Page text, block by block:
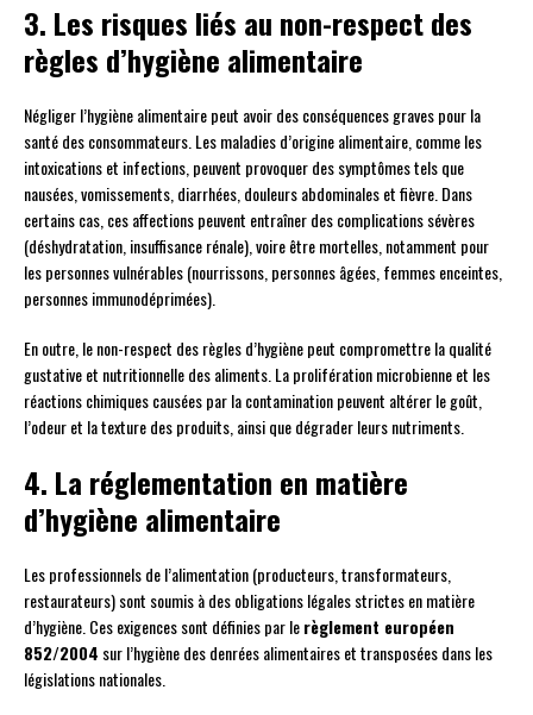
3. Les risques liés au non-respect des
règles d’hygiène alimentaire
Négliger l’hygiène alimentaire peut avoir des conséquences graves pour la
santé des consommateurs. Les maladies d’origine alimentaire, comme les
intoxications et infections, peuvent provoquer des symptômes tels que
nausées, vomissements, diarrhées, douleurs abdominales et fièvre. Dans
certains cas, ces affections peuvent entraîner des complications sévères
(déshydratation, insuffisance rénale), voire être mortelles, notamment pour
les personnes vulnérables (nourrissons, personnes âgées, femmes enceintes,
personnes immunodéprimées).
En outre, le non-respect des règles d’hygiène peut compromettre la qualité
gustative et nutritionnelle des aliments. La prolifération microbienne et les
réactions chimiques causées par la contamination peuvent altérer le goût,
l’odeur et la texture des produits, ainsi que dégrader leurs nutriments.
4. La réglementation en matière
d’hygiène alimentaire
Les professionnels de l’alimentation (producteurs, transformateurs,
restaurateurs) sont soumis à des obligations légales strictes en matière
d’hygiène. Ces exigences sont définies par lerèglement européen
852/2004 sur l’hygiène des denrées alimentaires et transposées dans les
législations nationales.